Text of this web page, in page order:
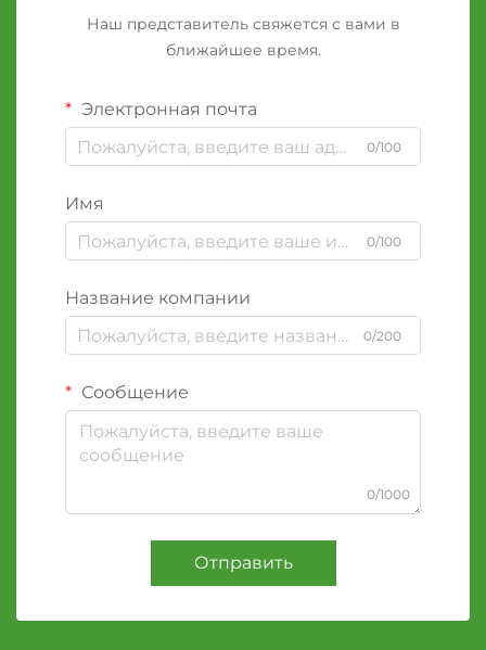
Наш представитель свяжется с вами в
ближайшее время.
Электронная почта
0/100
Имя
0/100
Название компании
0/200
Сообщение
0/1000
Отправить